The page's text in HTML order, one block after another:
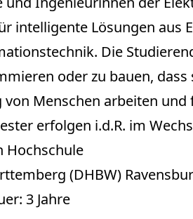
intelligente Lösungen aus
Die
oder zu bauen,
von Menschen arbeiten
erfolgen i.d.R. im
Hochschule
(DHBW)
3 Jahre